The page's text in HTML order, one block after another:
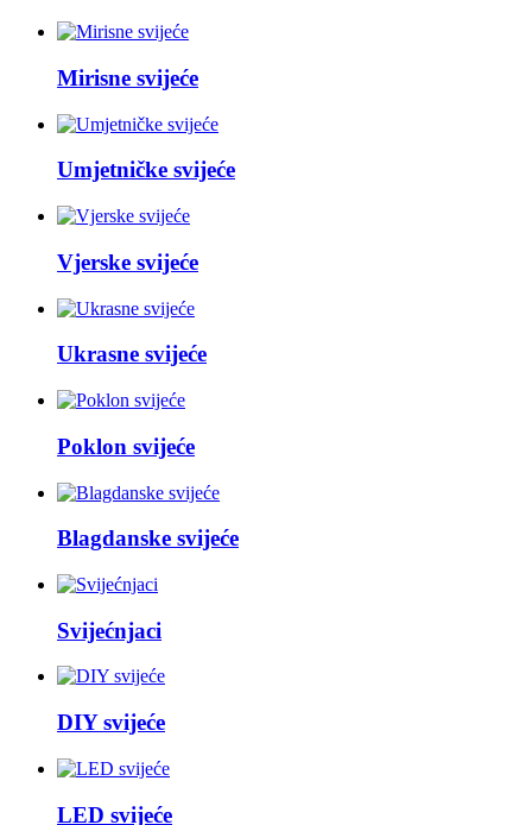
Mirisne svijeće
Umjetničke svijeće
Vjerske svijeće
Ukrasne svijeće
Poklon svijeće
Blagdanske svijeće
Svijećnjaci
DIY svijeće
LED svijeće